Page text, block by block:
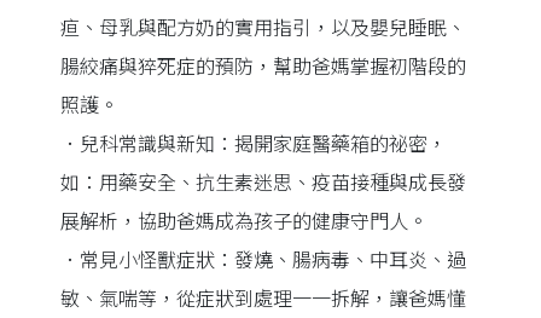
疸、母乳與配方奶的實用指引，以及嬰兒睡眠、
腸絞痛與猝死症的預防，幫助爸媽掌握初階段的
照護。
．兒科常識與新知：揭開家庭醫藥箱的祕密，
如：用藥安全、抗生素迷思、疫苗接種與成長發
展解析，協助爸媽成為孩子的健康守門人。
．常見小怪獸症狀：發燒、腸病毒、中耳炎、過
敏、氣喘等，從症狀到處理一一拆解，讓爸媽懂